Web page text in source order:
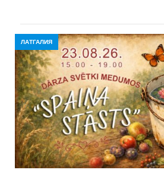
ЛАТГАЛИЯ